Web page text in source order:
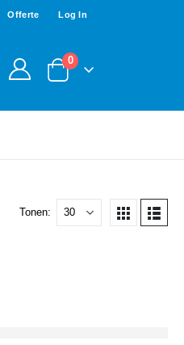
Offerte Log In
0
Tonen: